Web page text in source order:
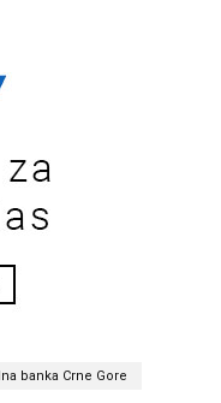
banka Crne Gore